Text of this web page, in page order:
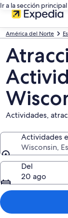
Ir a la sección
América del Norte
Actividades,
Actividades
Wisconsin,
Actividades
Del
20 ago